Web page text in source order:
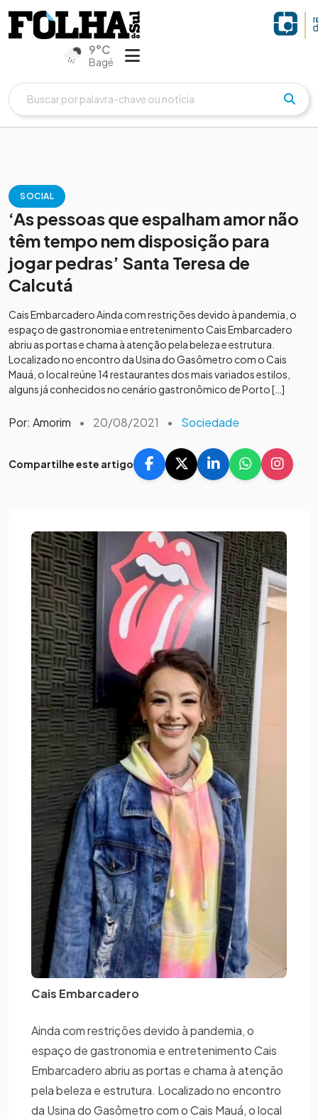
9°C
Bagé
SOCIAL
‘As pessoas que espalham amor não
têm tempo nem disposição para
jogar pedras’ Santa Teresa de
Calcutá
Cais Embarcadero Ainda com restrições devido à pandemia, o
espaço de gastronomia e entretenimento Cais Embarcadero
abriu as portas e chama à atenção pela beleza e estrutura.
Localizado no encontro da Usina do Gasômetro com o Cais
Mauá, o local reúne 14 restaurantes dos mais variados estilos,
alguns já conhecidos no cenário gastronômico de Porto […]
Por: Amorim • 20/08/2021 • Sociedade
Compartilhe este artigo
Cais Embarcadero
Ainda com restrições devido à pandemia, o
espaço de gastronomia e entretenimento Cais
Embarcadero abriu as portas e chama à atenção
pela beleza e estrutura. Localizado no encontro
da Usina do Gasômetro com o Cais Mauá, o local